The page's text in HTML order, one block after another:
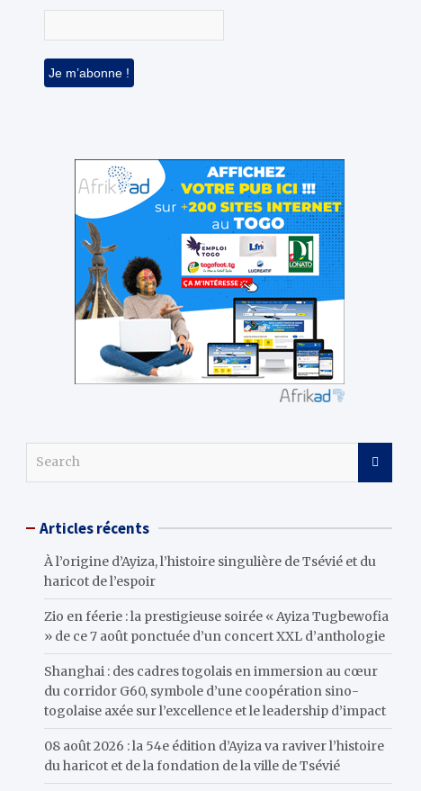
c Articles récents
À l’origine d’Ayiza, l’histoire singulière de Tsévié et du
haricot de l’espoir
Zio en féerie : la prestigieuse soirée « Ayiza Tugbewofia
» de ce 7 août ponctuée d’un concert XXL d’anthologie
Shanghai : des cadres togolais en immersion au cœur
du corridor G60, symbole d’une coopération sino-
togolaise axée sur l’excellence et le leadership d’impact
08 août 2026 : la 54e édition d’Ayiza va raviver l’histoire
du haricot et de la fondation de la ville de Tsévié